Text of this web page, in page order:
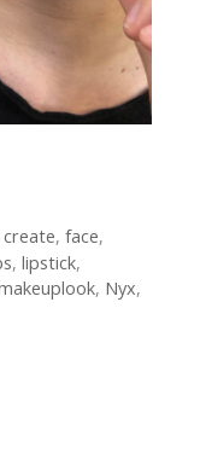
create, face,
, lipstick,
, Nyx,